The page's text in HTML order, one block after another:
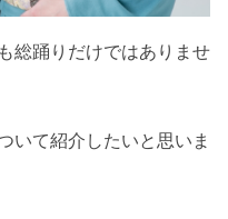
総踊りだけではありませ
いて紹介したいと思いま